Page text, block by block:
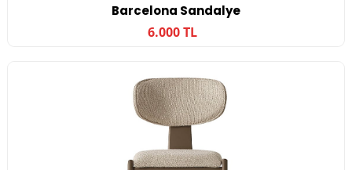
Barcelona Sandalye
6.000 TL